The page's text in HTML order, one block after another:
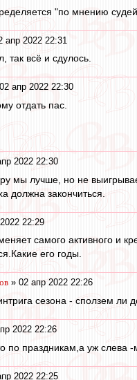
"по мнению
апр 2022 22:31
так всё и сдулось.
апр 2022 22:30
отдать пас.
2022 22:30
мы лучше, но не
должна закончиться.
22:29
самого активного и
его годы.
» 02 апр 2022 22:26
сезона - сползем ли
2022 22:26
по праздникам,а уж слева -
2022 22:25